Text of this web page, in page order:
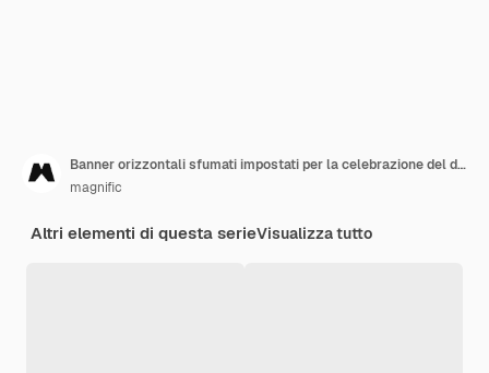
Banner orizzontali sfumati impostati per la celebrazione del diwali
magnific
Altri elementi di questa serieVisualizza tutto